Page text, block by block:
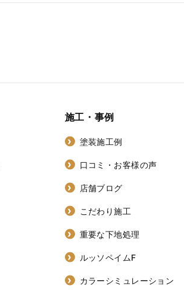
施工・事例
塗装施工例
口コミ・お客様の声
店舗ブログ
こだわり施工
重要な下地処理
ルッソペイムF
カラーシミュレーション